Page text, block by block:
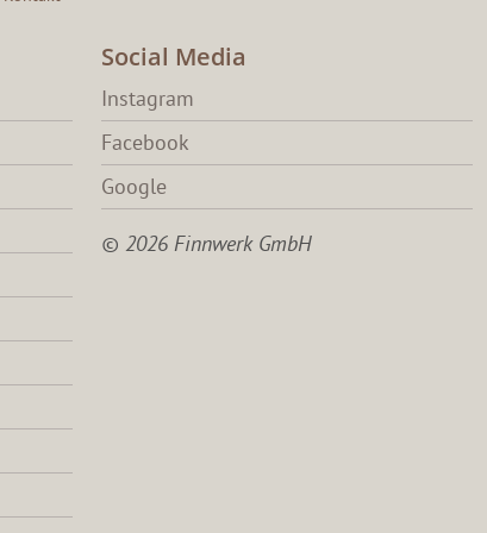
Social Media
Instagram
Facebook
Google
© 2026 Finnwerk GmbH